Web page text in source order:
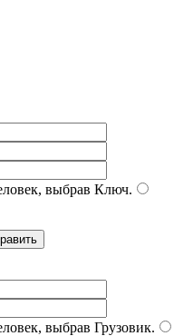
выбрав Ключ.
выбрав Грузовик.